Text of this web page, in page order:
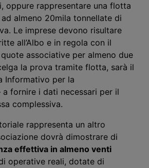
oppure rappresentare una flotta
almeno 20mila tonnellate di
Le imprese devono risultare
all’Albo e in regola con il
associative per almeno due
la prova tramite flotta, sarà il
Informativo per la
fornire i dati necessari per il
complessiva.
rappresenta un altro
dovrà dimostrare di
effettiva in almeno venti
operative reali, dotate di